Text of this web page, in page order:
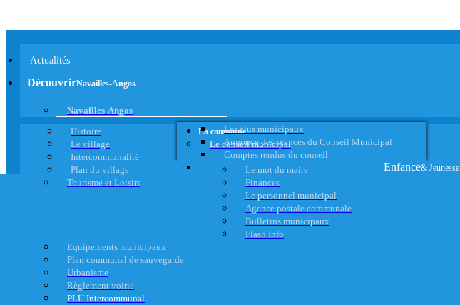
Actualités
DécouvrirNavailles-Angos
Navailles-Angos
Histoire
Le village
Intercommunalité
Plan du village
Tourisme et Loisirs
La commune
Le conseil municipal
Les élus municipaux
Annonce des séances du Conseil Municipal
Comptes rendus du conseil
Le mot du maire
Finances
Le personnel municipal
Agence postale communale
Bulletins municipaux
Flash Info
Equipements municipaux
Plan communal de sauvegarde
Urbanisme
Règlement voirie
PLU Intercommunal
Enfance& Jeunesse